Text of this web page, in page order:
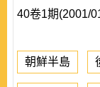
40卷1期(2001/
朝鮮半島